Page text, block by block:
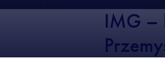
IMG –